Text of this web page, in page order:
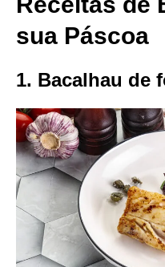
sua Páscoa
1. Bacalhau de